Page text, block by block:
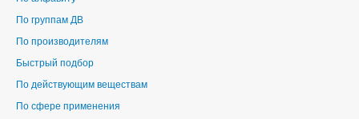
По группам ДВ
По производителям
Быстрый подбор
По действующим веществам
По сфере применения